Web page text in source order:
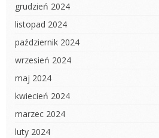
grudzień 2024
listopad 2024
październik 2024
wrzesień 2024
maj 2024
kwiecień 2024
marzec 2024
luty 2024